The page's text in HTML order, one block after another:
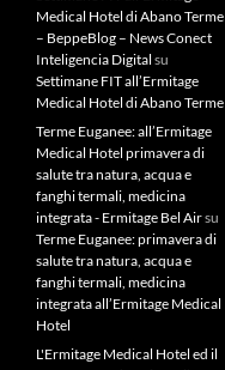
Medical Hotel di Abano Terme
– BeppeBlog – News Conect
Inteligencia Digital su
Settimane FIT all’Ermitage
Medical Hotel di Abano Terme
Terme Euganee: all’Ermitage
Medical Hotel primavera di
salute tra natura, acqua e
fanghi termali, medicina
integrata - Ermitage Bel Airsu
Terme Euganee: primavera di
salute tra natura, acqua e
fanghi termali, medicina
integrata all’Ermitage Medical
Hotel
L'Ermitage Medical Hotel ed il